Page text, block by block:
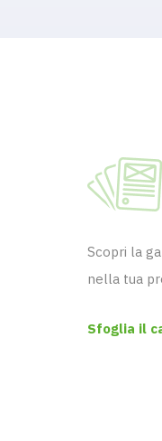
Scopri la
nella tua
Sfoglia il